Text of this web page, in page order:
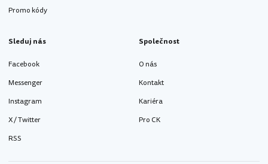
Promo kódy
Sleduj nás
Facebook
Messenger
Instagram
X / Twitter
RSS
Společnost
O nás
Kontakt
Kariéra
Pro CK